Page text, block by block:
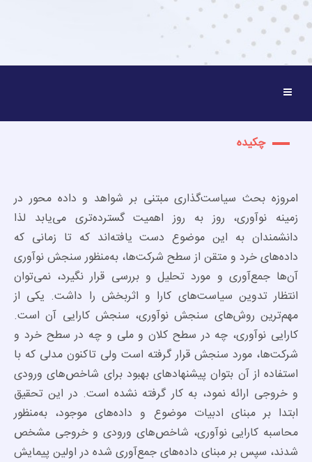
چکیده
امروزه بحث سیاست‌گذاری مبتنی بر شواهد و داده محور در
زمینه نوآوری، روز به روز اهمیت گسترده‌تری می‌یابد لذا
دانشمندان به این موضوع دست یافته‌اند که تا زمانی که
داده‌های خرد و متقن از سطح شرکت‌ها، به‌منظور سنجش نوآوری
آن‌ها جمع‌آوری و مورد تحلیل و بررسی قرار نگیرد، نمی‌توان
انتظار تدوین سیاست‌های کارا و اثربخش را داشت. یکی از
مهم‌ترین روش‌های سنجش نوآوری، سنجش کارایی آن است.
کارایی نوآوری، چه در سطح کلان و ملی و چه در سطح خرد و
شرکت‌ها، مورد سنجش قرار گرفته است ولی تاکنون مدلی که با
استفاده از آن بتوان پیشنهادهای بهبود برای شاخص‌های ورودی
و خروجی ارائه نمود، به کار گرفته نشده است. در این تحقیق
ابتدا بر مبنای ادبیات موضوع و داده‌های موجود، به‌منظور
محاسبه کارایی نوآوری، شاخص‌های ورودی و خروجی مشخص
شدند، سپس بر مبنای داده‌های جمع‌آوری شده در اولین پیمایش